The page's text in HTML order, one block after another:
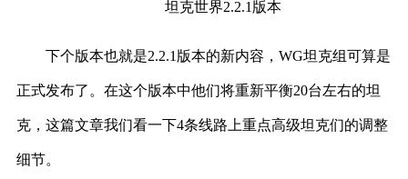
坦克世界2.2.1版本
下个版本也就是2.2.1版本的新内容，WG坦克组可算是
正式发布了。在这个版本中他们将重新平衡20台左右的坦
克，这篇文章我们看一下4条线路上重点高级坦克们的调整
细节。